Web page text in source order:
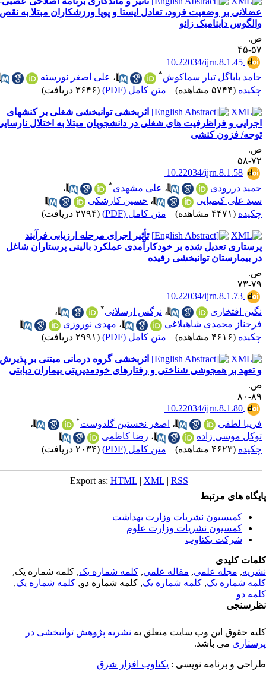
بر وضعیت فرود، تعادل ایستا و پویا ورزشکاران مبتلا به نقص
داینامیک زانو
۴۵
‎ 10.22034/ijrn.8.1.45
باباگل تبار سماکوش* ،علی اصغر نورسته
(۵۷۴۴ مشاهده) | متن کامل (PDF) (۳۶۴۶ دریافت)
اثربخشی توانبخشی شغلی بر کنشهای
و فراظرفیت های شغلی در دانشجویان مبتلا به اختلال نارسایی
فزون کنشی
۵۸
‎ 10.22034/ijrn.8.1.58
دررودی
،علی مشهدی
،
علی کیمیایی
،حسین کارشکی
(۴۴۷۱ مشاهده) | متن کامل (PDF) (۲۷۹۴ دریافت)
تأثیر اجرای مرحله ارزیابی فرآیند
تعدیل شده بر خودکارآمدی عملکرد بالینی پرستاران شاغل
بیمارستان توانبخشی رفیده
۷۳
‎ 10.22034/ijrn.8.1.73
افتخاری
،نرگس ارسلانی
،
محمدی شاهبلاغی
،مهدی نوروزی
(۴۶۱۶ مشاهده) | متن کامل (PDF) (۲۹۹۱ دریافت)
اثربخشی گروه درمانی مبتنی بر پذیرش
تعهد بر همجوشی شناختی و رفتارهای خودمدیریتی بیماران دیابتی
۸۰
‎ 10.22034/ijrn.8.1.80
لطفی
،اصغر نخستین گلدوست
،
موسی زاده
،رضا کاظمی
(۴۶۲۳ مشاهده) | متن کامل (PDF) (۲۰۳۴ دریافت)
Export as:HTML |XML|RSS
های مرتبط
کمیسیون نشریات وزارت بهداشت
کمسیون نشریات وزارت علوم
شرکت یکتاوب
کلیدی
,مجله علمی, مقاله علمی, کلمه شماره یک, کلمه شماره یک,
شماره یک,کلمه شماره یک, کلمه شماره دو,کلمه شماره یک,
دو
حقوق این وب سایت متعلق بهنشریه پژوهش توانبخشی در
می باشد.
و برنامه نویسی : یکتاوب افزار شرق